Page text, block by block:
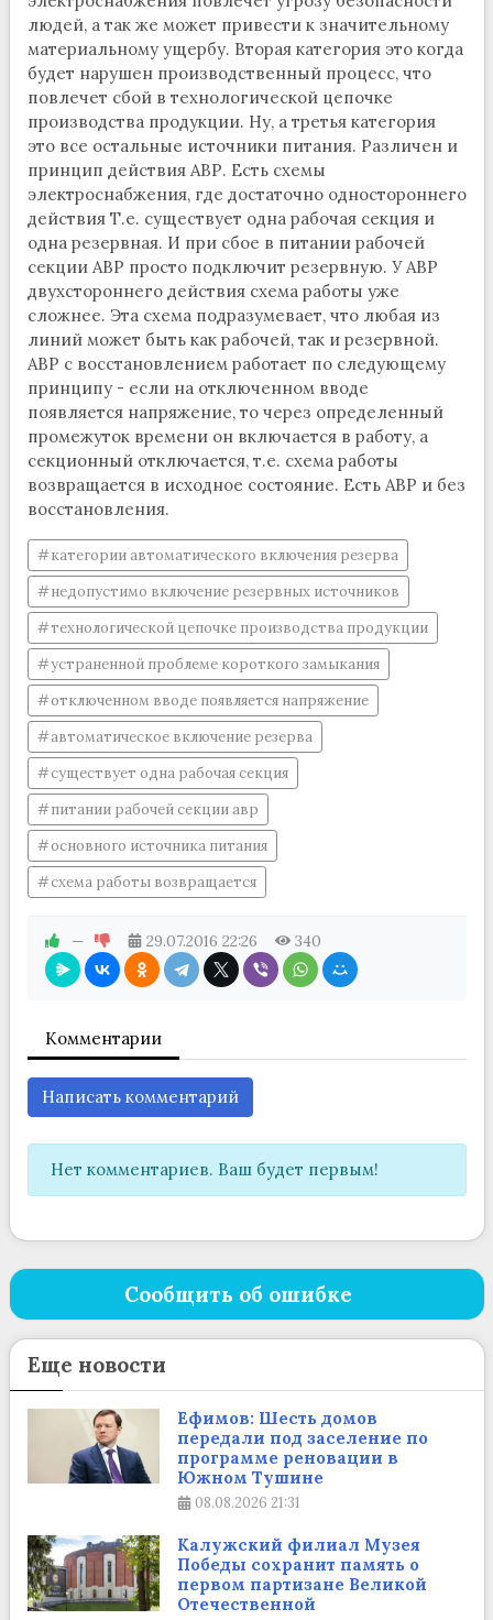
людей, а так же может привести к значительному
материальному ущербу. Вторая категория это когда
будет нарушен производственный процесс, что
повлечет сбой в технологической цепочке
производства продукции. Ну, а третья категория
это все остальные источники питания. Различен и
принцип действия АВР. Есть схемы
электроснабжения, где достаточно одностороннего
действия Т.е. существует одна рабочая секция и
одна резервная. И при сбое в питании рабочей
секции АВР просто подключит резервную. У АВР
двухстороннего действия схема работы уже
сложнее. Эта схема подразумевает, что любая из
линий может быть как рабочей, так и резервной.
АВР с восстановлением работает по следующему
принципу - если на отключенном вводе
появляется напряжение, то через определенный
промежуток времени он включается в работу, а
секционный отключается, т.е. схема работы
возвращается в исходное состояние. Есть АВР и без
восстановления.
категории автоматического включения резерва
недопустимо включение резервных источников
технологической цепочке производства продукции
устраненной проблеме короткого замыкания
отключенном вводе появляется напряжение
автоматическое включение резерва
существует одна рабочая секция
питании рабочей секции авр
основного источника питания
схема работы возвращается
— 29.07.2016 22:26 340
Комментарии
Написать комментарий
Нет комментариев. Ваш будет первым!
Сообщить об ошибке
Еще новости
Ефимов: Шесть домов
передали под заселение по
программе реновации в
Южном Тушине
08.08.2026 21:31
Калужский филиал Музея
Победы сохранит память о
первом партизане Великой
Отечественной